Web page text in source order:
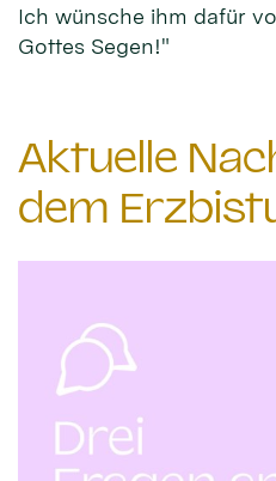
Ich wünsche ihm dafür
Gottes Segen!"
Aktuelle
dem